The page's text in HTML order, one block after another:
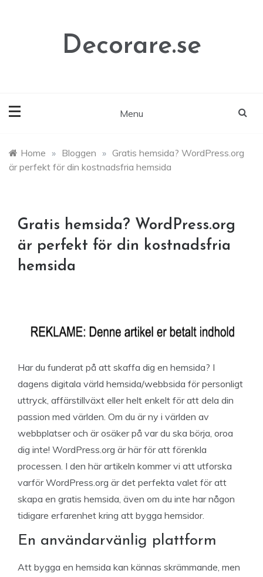
Decorare.se
Menu
Home » Bloggen » Gratis hemsida? WordPress.org
är perfekt för din kostnadsfria hemsida
Gratis hemsida? WordPress.org
är perfekt för din kostnadsfria
hemsida
Har du funderat på att skaffa dig en hemsida? I
dagens digitala värld hemsida/webbsida för personligt
uttryck, affärstillväxt eller helt enkelt för att dela din
passion med världen. Om du är ny i världen av
webbplatser och är osäker på var du ska börja, oroa
dig inte! WordPress.org är här för att förenkla
processen. I den här artikeln kommer vi att utforska
varför WordPress.org är det perfekta valet för att
skapa en gratis hemsida, även om du inte har någon
tidigare erfarenhet kring att bygga hemsidor.
En användarvänlig plattform
Att bygga en hemsida kan kännas skrämmande, men